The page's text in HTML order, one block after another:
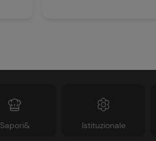
Sapori& Istituzionale